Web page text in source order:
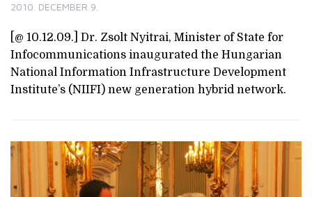
2010. DECEMBER 9.
[@ 10.12.09.] Dr. Zsolt Nyitrai, Minister of State for
Infocommunications inaugurated the Hungarian
National Information Infrastructure Development
Institute’s (NIIFI) new generation hybrid network.